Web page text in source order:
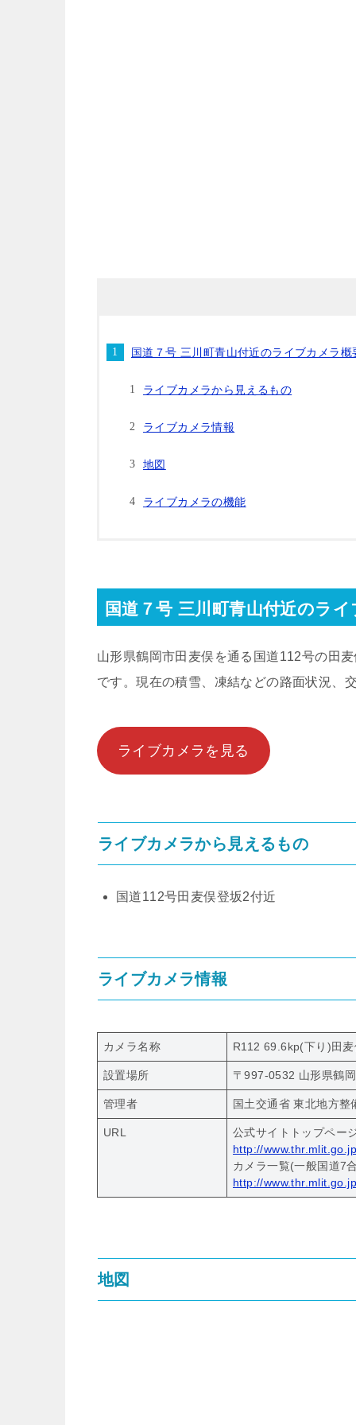
国道７号 三川町青山付近のライブカメラ概
ライブカメラから見えるもの
ライブカメラ情報
地図
ライブカメラの機能
国道７号 三川町青山付近のラ
山形県鶴岡市田麦俣を通る国道112号の田
です。現在の積雪、凍結などの路面状況、
ライブカメラを見る
ライブカメラから見えるもの
国道112号田麦俣登坂2付近
ライブカメラ情報
カメラ名称 R112 69.6kp(下り)田麦
設置場所 〒997-0532 山形県鶴
管理者 国土交通省 東北地方
URL
公式サイトトップペー
http://
カメラ一覧(一般国道7
http://
地図